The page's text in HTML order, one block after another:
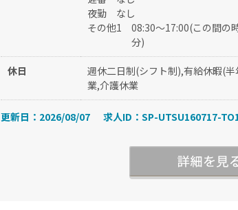
夜勤
なし
その他1
08:30～17:00(この間
分)
休日
週休二日制(シフト制),有給休暇(
業,介護休業
更新日：2026/08/07 求人ID：SP-UTSU160717-